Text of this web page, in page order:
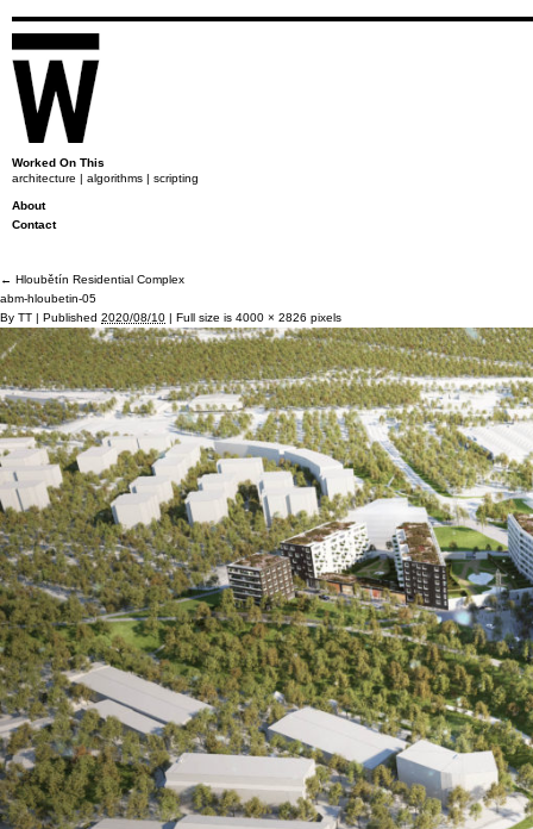
Worked On This
architecture | algorithms | scripting
About
Contact
← Hloubětín Residential Complex
abm-hloubetin-05
By TT | Published 2020/08/10 | Full size is 4000 × 2826 pixels